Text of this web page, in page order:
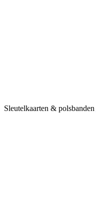
Sleutelkaarten & polsbanden